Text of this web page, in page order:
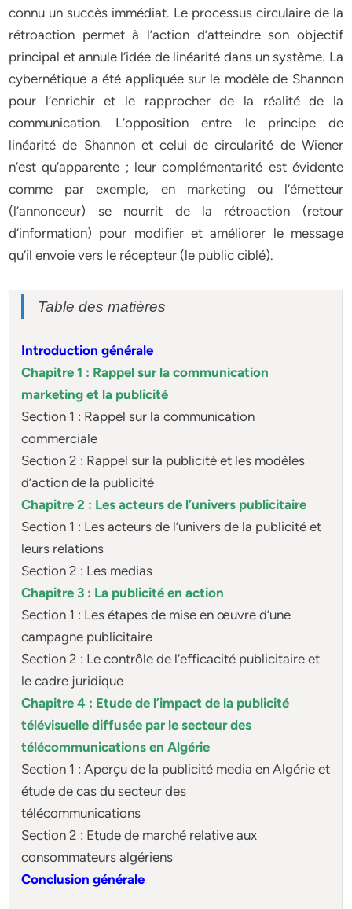
connu un succès immédiat. Le processus circulaire de la
rétroaction permet à l’action d’atteindre son objectif
principal et annule l’idée de linéarité dans un système. La
cybernétique a été appliquée sur le modèle de Shannon
pour l’enrichir et le rapprocher de la réalité de la
communication. L’opposition entre le principe de
linéarité de Shannon et celui de circularité de Wiener
n’est qu’apparente ; leur complémentarité est évidente
comme par exemple, en marketing ou l’émetteur
(l’annonceur) se nourrit de la rétroaction (retour
d’information) pour modifier et améliorer le message
qu’il envoie vers le récepteur (le public ciblé).
Table des matières
Introduction générale
Chapitre 1 : Rappel sur la communication
marketing et la publicité
Section 1 : Rappel sur la communication
commerciale
Section 2 : Rappel sur la publicité et les modèles
d’action de la publicité
Chapitre 2 : Les acteurs de l’univers publicitaire
Section 1 : Les acteurs de l’univers de la publicité et
leurs relations
Section 2 : Les medias
Chapitre 3 : La publicité en action
Section 1 : Les étapes de mise en œuvre d’une
campagne publicitaire
Section 2 : Le contrôle de l’efficacité publicitaire et
le cadre juridique
Chapitre 4 : Etude de l’impact de la publicité
télévisuelle diffusée par le secteur des
télécommunications en Algérie
Section 1 : Aperçu de la publicité media en Algérie et
étude de cas du secteur des
télécommunications
Section 2 : Etude de marché relative aux
consommateurs algériens
Conclusion générale